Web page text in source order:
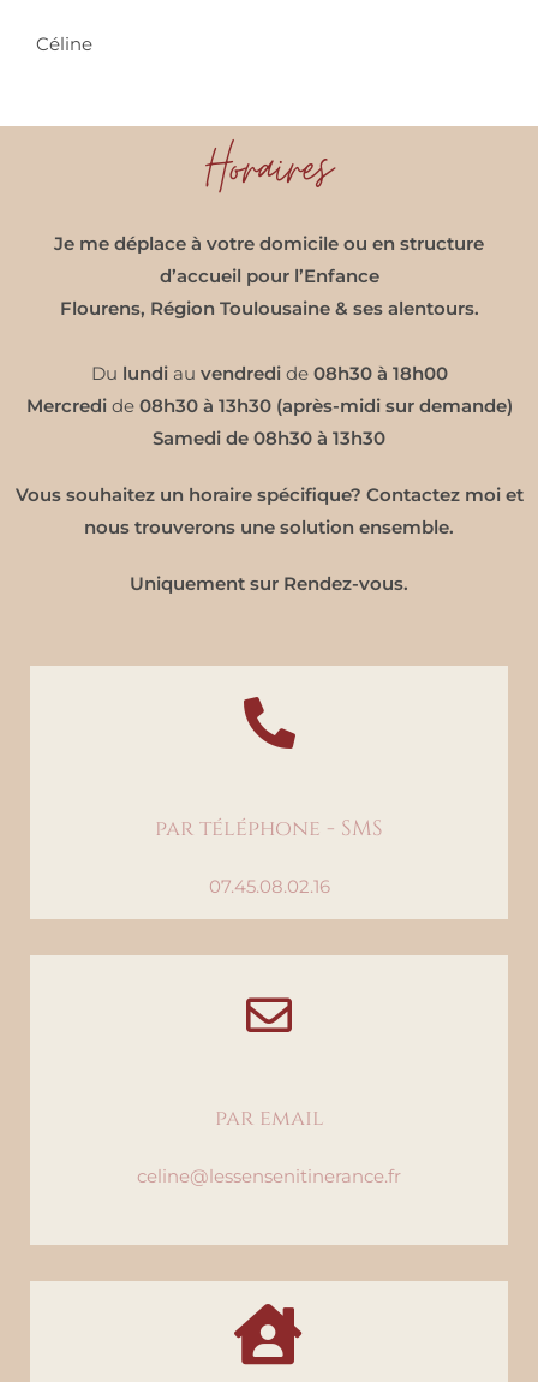
Céline
Horaires
Je me déplace à votre domicile ou en structure
d’accueil pour l’Enfance
Flourens, Région Toulousaine & ses alentours.
Du lundiau vendredide 08h30 à 18h00
Mercredide 08h30 à 13h30 (après-midi sur demande)
Samedi de 08h30 à 13h30
Vous souhaitez un horaire spécifique? Contactez moi et
nous trouverons une solution ensemble.
Uniquement sur Rendez-vous.
par téléphone - SMS
07.45.08.02.16
par email
celine@lessensenitinerance.fr